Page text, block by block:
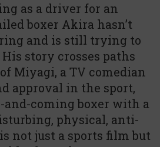
as a driver for an
boxer Akira hasn’t
and is still trying to
story crosses paths
Miyagi, a TV comedian
approval in the sport,
and-coming boxer with a
physical, anti-
not just a sports film but